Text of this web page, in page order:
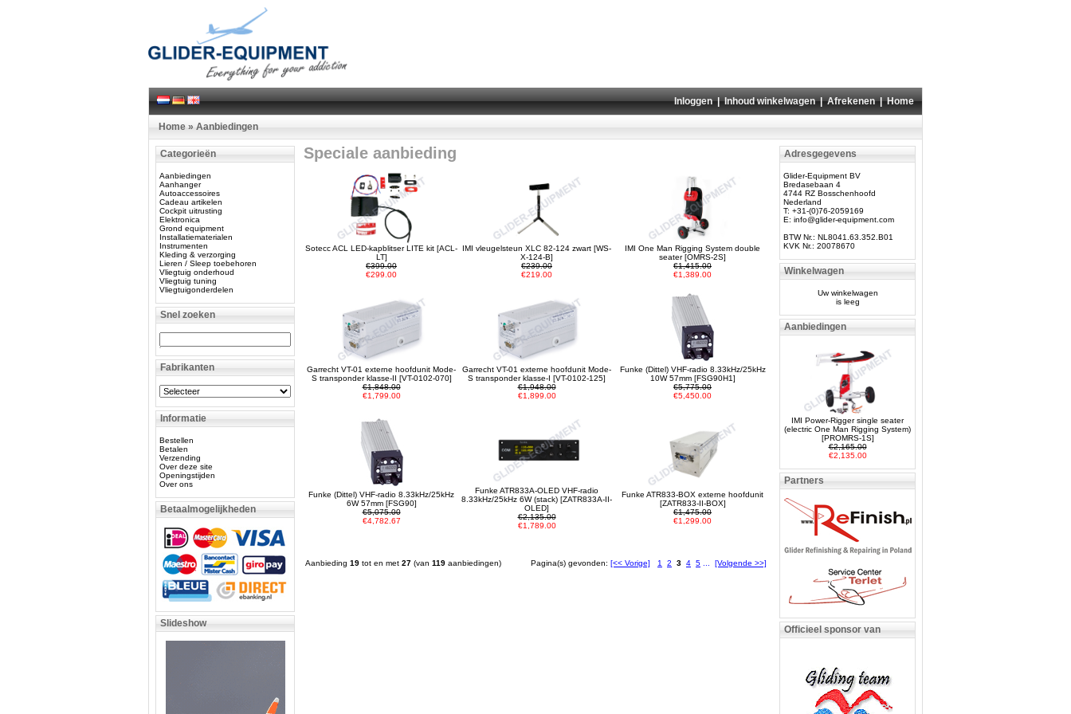
Inloggen|Inhoud winkelwagen|Afrekenen|Home
Home » Aanbiedingen
Categorieën
Aanbiedingen
Aanhanger
Autoaccessoires
Cadeau artikelen
Cockpit uitrusting
Elektronica
Grond equipment
Installatiematerialen
Instrumenten
Kleding & verzorging
Lieren / Sleep toebehoren
Vliegtuig onderhoud
Vliegtuig tuning
Vliegtuigonderdelen
Snel zoeken
Fabrikanten
Informatie
Bestellen
Betalen
Verzending
Over deze site
Openingstijden
Over ons
Betaalmogelijkheden
Slideshow
Speciale aanbieding
Sotecc ACL LED-kapblitser LITE kit [ACL-
LT]
€399.00
€299.00
IMI vleugelsteun XLC 82-124 zwart [WS-
X-124-B]
€239.00
€219.00
IMI One Man Rigging System double
seater [OMRS-2S]
€1,415.00
€1,389.00
Garrecht VT-01 externe hoofdunit Mode-
S transponder klasse-II [VT-0102-070]
€1,848.00
€1,799.00
Garrecht VT-01 externe hoofdunit Mode-
S transponder klasse-I [VT-0102-125]
€1,948.00
€1,899.00
Funke (Dittel) VHF-radio 8.33kHz/25kHz
10W 57mm [FSG90H1]
€5,775.00
€5,450.00
Funke (Dittel) VHF-radio 8.33kHz/25kHz
6W 57mm [FSG90]
€5,075.00
€4,782.67
Funke ATR833A-OLED VHF-radio
8.33kHz/25kHz 6W (stack) [ZATR833A-II-
OLED]
€2,135.00
€1,789.00
Funke ATR833-BOX externe hoofdunit
[ZATR833-II-BOX]
€1,475.00
€1,299.00
Aanbieding 19 tot en met 27 (van 119 aanbiedingen) Pagina(s) gevonden: [<< Vorige] 1 2 3 4 5 [Volgende >>]
Adresgegevens
Glider-Equipment BV
Bredasebaan 4
4744 RZ Bosschenhoofd
Nederland
T: +31-(0)76-2059169
E: info@glider-equipment.com
BTW Nr.: NL8041.63.352.B01
KVK Nr.: 20078670
Winkelwagen
Uw winkelwagen
is leeg
Aanbiedingen
IMI Power-Rigger single seater
(electric One Man Rigging System)
[PROMRS-1S]
€2,165.00
€2,135.00
Partners
Officieel sponsor van